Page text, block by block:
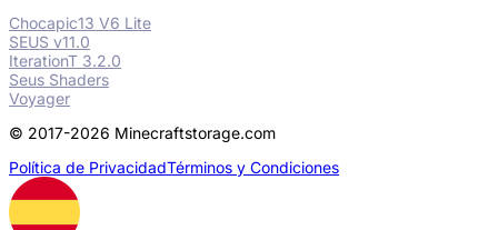
Chocapic13 V6 Lite
SEUS v11.0
IterationT 3.2.0
Seus Shaders
Voyager
© 2017-2026 Minecraftstorage.com
Política de PrivacidadTérminos y Condiciones